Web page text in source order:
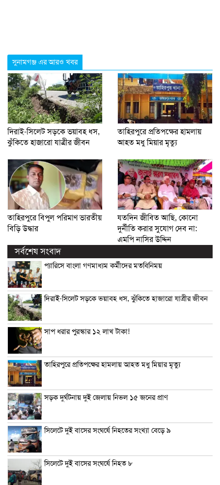
সুনামগঞ্জ এর আরও খবর
দিরাই-সিলেট সড়কে ভয়াবহ ধস,
ঝুঁকিতে হাজারো যাত্রীর জীবন
তাহিরপুরে প্রতিপক্ষের হামলায়
আহত মধু মিয়ার মৃত্যু
তাহিরপুরে বিপুল পরিমাণ ভারতীয়
বিড়ি উদ্ধার
যতদিন জীবিত আছি, কোনো
দুর্নীতি করার সুযোগ দেব না:
এমপি নাসির উদ্দিন
সর্বশেষ সংবাদ
প্যারিসে বাংলা গণমাধ্যম কর্মীদের মতবিনিময়
দিরাই-সিলেট সড়কে ভয়াবহ ধস, ঝুঁকিতে হাজারো যাত্রীর জীবন
সাপ ধরার পুরস্কার ১২ লাখ টাকা!
তাহিরপুরে প্রতিপক্ষের হামলায় আহত মধু মিয়ার মৃত্যু
সড়ক দুর্ঘটনায় দুই জেলায় নিভল ১৫ জনের প্রাণ
সিলেটে দুই বাসের সংঘর্ষে নিহতের সংখ্যা বেড়ে ৯
সিলেটে দুই বাসের সংঘর্ষে নিহত ৮